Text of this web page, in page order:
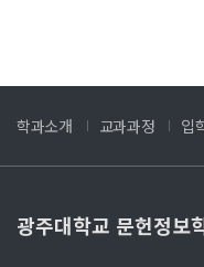
학과소개 교과과정 입
광주대학교 문헌정보